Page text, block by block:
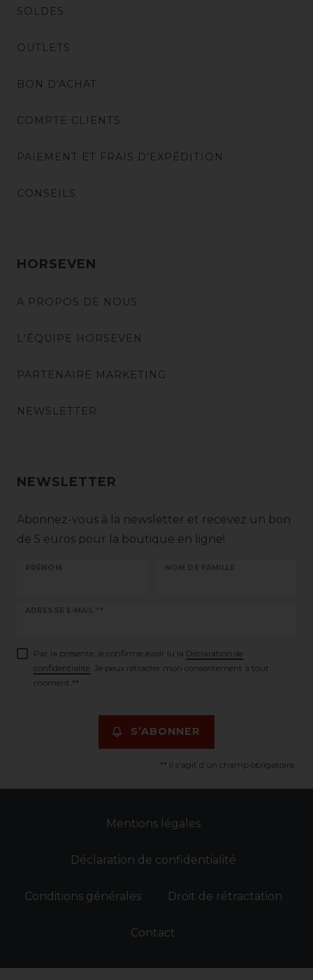
SOLDES
OUTLETS
BON D'ACHAT
COMPTE CLIENTS
PAIEMENT ET FRAIS D'EXPÉDITION
CONSEILS
HORSEVEN
A PROPOS DE NOUS
L'ÉQUIPE HORSEVEN
PARTENAIRE MARKETING
NEWSLETTER
NEWSLETTER
Abonnez-vous à la newsletter et recevez un bon
de 5 euros pour la boutique en ligne!
PRÉNOM NOM DE FAMILLE
ADRESSE E-MAIL **
Ceres::Template.newsletterHoneypotLabel
Par la présente, je confirme avoir lu la Déclaration de
confidentialité . Je peux rétracter mon consentement à tout
moment.**
S’ABONNER
** Il s’agit d’un champ obligatoire.
Mentions légales
Déclaration de confidentialité
Conditions générales Droit de rétractation
Contact